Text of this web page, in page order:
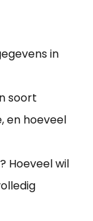
in
soort
en hoeveel
Hoeveel wil